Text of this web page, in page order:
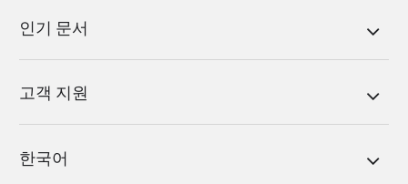
인기 문서
고객 지원
한국어